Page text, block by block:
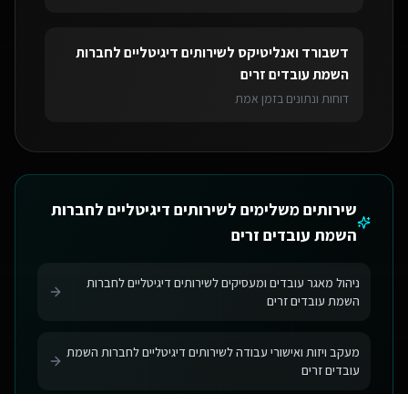
דשבורד ואנליטיקס לשירותים דיגיטליים לחברות
השמת עובדים זרים
דוחות ונתונים בזמן אמת
שירותים משלימים לשירותים דיגיטליים לחברות
השמת עובדים זרים
ניהול מאגר עובדים ומעסיקים לשירותים דיגיטליים לחברות
השמת עובדים זרים
מעקב ויזות ואישורי עבודה לשירותים דיגיטליים לחברות השמת
עובדים זרים